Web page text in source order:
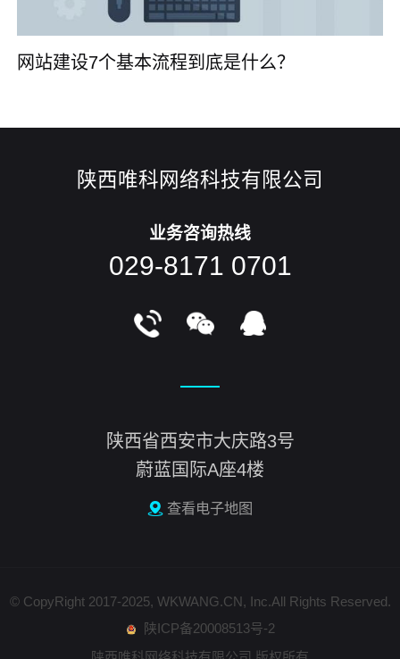
网站建设7个基本流程到底是什么？
陕西唯科网络科技有限公司
业务咨询热线
029-8171 0701
陕西省西安市大庆路3号
蔚蓝国际A座4楼
查看电子地图
© CopyRight 2017-2025, WKWANG.CN, Inc.All Rights Reserved.
陕ICP备20008513号-2